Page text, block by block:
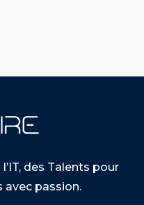
des Talents pour
avec passion.